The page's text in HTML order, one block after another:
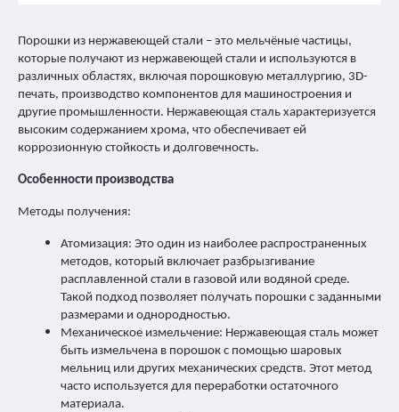
Порошки из нержавеющей стали – это мельчёные частицы,
которые получают из нержавеющей стали и используются в
различных областях, включая порошковую металлургию, 3D-
печать, производство компонентов для машиностроения и
другие промышленности. Нержавеющая сталь характеризуется
высоким содержанием хрома, что обеспечивает ей
коррозионную стойкость и долговечность.
Особенности производства
Методы получения:
Атомизация: Это один из наиболее распространенных
методов, который включает разбрызгивание
расплавленной стали в газовой или водяной среде.
Такой подход позволяет получать порошки с заданными
размерами и однородностью.
Механическое измельчение: Нержавеющая сталь может
быть измельчена в порошок с помощью шаровых
мельниц или других механических средств. Этот метод
часто используется для переработки остаточного
материала.